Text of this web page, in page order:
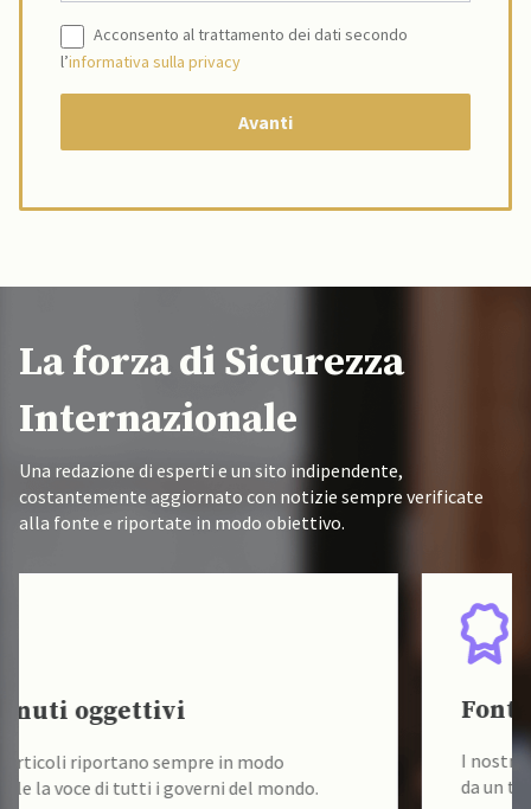
Acconsento al trattamento dei dati secondo
l’informativa sulla privacy
La forza di Sicurezza
Internazionale
Una redazione di esperti e un sito indipendente,
costantemente aggiornato con notizie sempre verificate
alla fonte e riportate in modo obiettivo.
Fonti verificate
I nostri contenuti sono sempre verificati alla fonte
da un team di accademici specializzati.